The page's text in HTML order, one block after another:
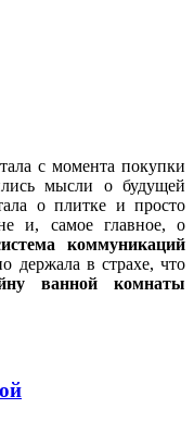
с момента покупки
мысли о будущей
о плитке и просто
и, самое главное, о
коммуникаций
держала в страхе, что
ванной комнаты